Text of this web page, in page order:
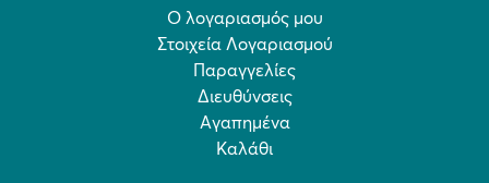
Ο λογαριασμός μου
Στοιχεία Λογαριασμού
Παραγγελίες
Διευθύνσεις
Αγαπημένα
Καλάθι